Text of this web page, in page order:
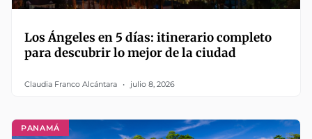
Los Ángeles en 5 días: itinerario completo
para descubrir lo mejor de la ciudad
Claudia Franco Alcántara julio 8, 2026
PANAMÁ